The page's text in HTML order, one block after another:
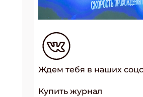
Ждем тебя в наших
Купить журнал